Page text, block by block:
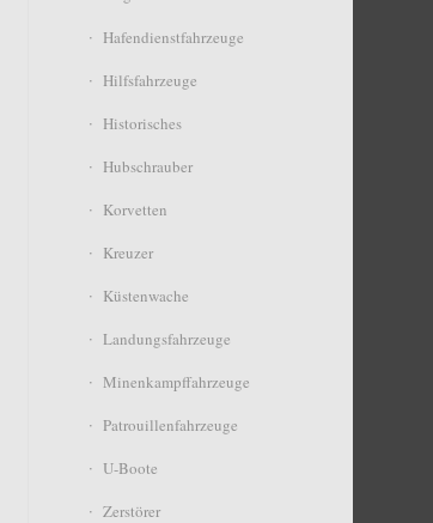
Hafendienstfahrzeuge
Hilfsfahrzeuge
Historisches
Hubschrauber
Korvetten
Kreuzer
Küstenwache
Landungsfahrzeuge
Minenkampffahrzeuge
Patrouillenfahrzeuge
U-Boote
Zerstörer